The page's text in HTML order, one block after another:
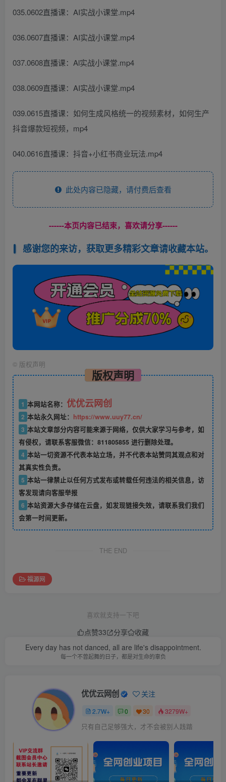
035.0602直播课：AI实战小课堂.mp4
036.0607直播课：AI实战小课堂.mp4
037.0608直播课：Al实战小课堂.mp4
038.0609直播课：AI实战小课堂.mp4
039.0615直播课：如何生成风格统一的视频素材，如何生产
抖音爆款短视频，mp4
040.0616直播课：抖音+小红书商业玩法.mp4
此处内容已隐藏，请付费后查看
------本页内容已结束，喜欢请分享------
感谢您的来访，获取更多精彩文章请收藏本站。
© 版权声明
版权声明
1 本网站名称： 优优云网创
2 本站永久网址： https://www.uuy77.cn/
3 本站文章部分内容可能来源于网络，仅供大家学习与参考，如
有侵权，请联系客服微信：811805855 进行删除处理。
4 本站一切资源不代表本站立场，并不代表本站赞同其观点和对
其真实性负责。
5 本站一律禁止以任何方式发布或转载任何违法的相关信息，访
客发现请向客服举报
6 本站资源大多存储在云盘，如发现链接失效，请联系我们我们
会第一时间更新。
THE END
福源网
喜欢就支持一下吧
点赞33 分享
收藏
Every day has not danced, all are life's disappointment.
每一个不曾起舞的日子，都是对生命的辜负
优优云网创 关注
2.7W+ 0 30 3279W+
只有自己足够强大，才不会被别人践踏